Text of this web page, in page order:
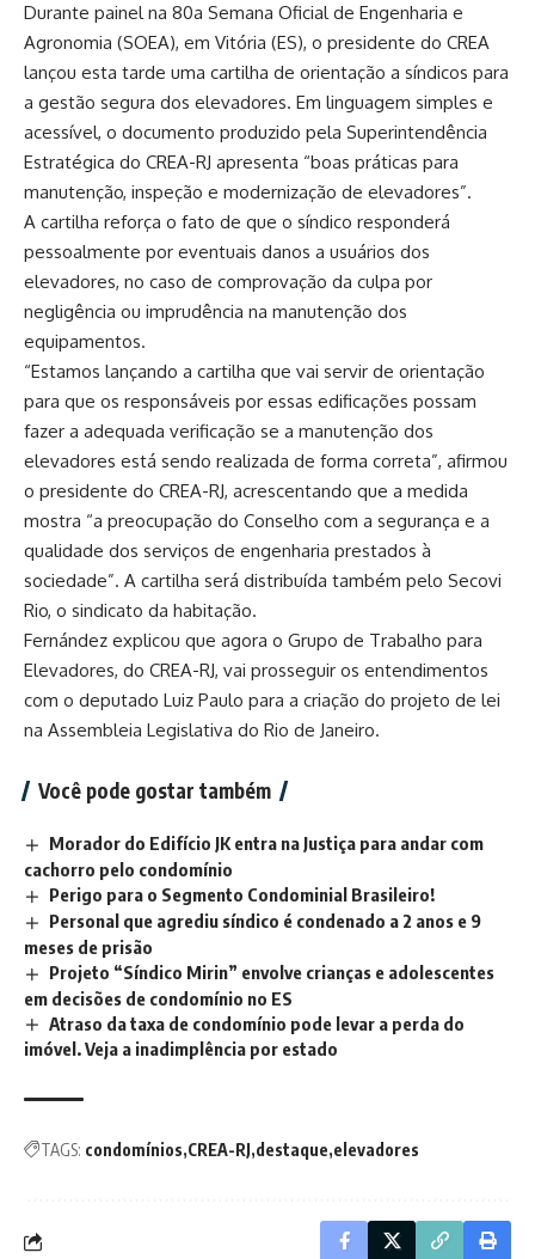
Durante painel na 80a Semana Oficial de Engenharia e
Agronomia (SOEA), em Vitória (ES), o presidente do CREA
lançou esta tarde uma cartilha de orientação a síndicos para
a gestão segura dos elevadores. Em linguagem simples e
acessível, o documento produzido pela Superintendência
Estratégica do CREA-RJ apresenta “boas práticas para
manutenção, inspeção e modernização de elevadores”.
A cartilha reforça o fato de que o síndico responderá
pessoalmente por eventuais danos a usuários dos
elevadores, no caso de comprovação da culpa por
negligência ou imprudência na manutenção dos
equipamentos.
“Estamos lançando a cartilha que vai servir de orientação
para que os responsáveis por essas edificações possam
fazer a adequada verificação se a manutenção dos
elevadores está sendo realizada de forma correta”, afirmou
o presidente do CREA-RJ, acrescentando que a medida
mostra “a preocupação do Conselho com a segurança e a
qualidade dos serviços de engenharia prestados à
sociedade”. A cartilha será distribuída também pelo Secovi
Rio, o sindicato da habitação.
Fernández explicou que agora o Grupo de Trabalho para
Elevadores, do CREA-RJ, vai prosseguir os entendimentos
com o deputado Luiz Paulo para a criação do projeto de lei
na Assembleia Legislativa do Rio de Janeiro.
Você pode gostar também
Morador do Edifício JK entra na Justiça para andar com
cachorro pelo condomínio
Perigo para o Segmento Condominial Brasileiro!
Personal que agrediu síndico é condenado a 2 anos e 9
meses de prisão
Projeto “Síndico Mirin” envolve crianças e adolescentes
em decisões de condomínio no ES
Atraso da taxa de condomínio pode levar a perda do
imóvel. Veja a inadimplência por estado
TAGS: condomínios CREA-RJ destaque elevadores